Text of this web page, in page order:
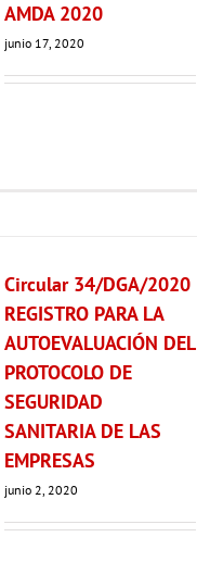
AMDA 2020
junio 17, 2020
Circular 34/DGA/2020
REGISTRO PARA LA
AUTOEVALUACIÓN DEL
PROTOCOLO DE
SEGURIDAD
SANITARIA DE LAS
EMPRESAS
junio 2, 2020